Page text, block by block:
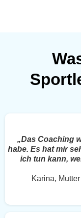
„Das Coaching
habe. Es hat mir
ich tun kann,
Karina,